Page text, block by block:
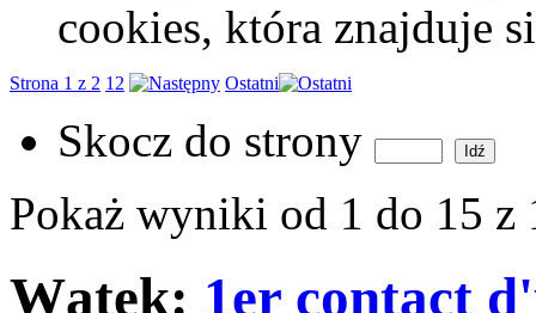
cookies, która znajduje
Strona 1 z 2 1 2 Ostatni
Skocz do strony
Pokaż wyniki od 1 do 15 z
Wątek: 1er contact